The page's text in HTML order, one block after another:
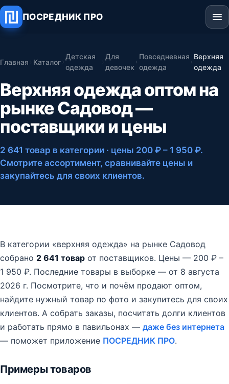
ПОСРЕДНИК ПРО
Главная Каталог
Детская
одежда
Для
девочек
Повседневная
одежда
Верхняя
одежда
Верхняя одежда оптом на
рынке Садовод —
поставщики и цены
2 641 товар в категории · цены 200 ₽ – 1 950 ₽.
Смотрите ассортимент, сравнивайте цены и
закупайтесь для своих клиентов.
В категории «верхняя одежда» на рынке Садовод
собрано 2 641 товар от поставщиков. Цены — 200 ₽ –
1 950 ₽. Последние товары в выборке — от 8 августа
2026 г. Посмотрите, что и почём продают оптом,
найдите нужный товар по фото и закупитесь для своих
клиентов. А собрать заказы, посчитать долги клиентов
и работать прямо в павильонах — даже без интернета
— поможет приложение ПОСРЕДНИК ПРО.
Примеры товаров